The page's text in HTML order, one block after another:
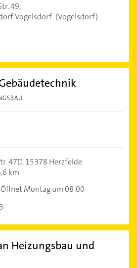
49,
Vogelsdorf (Vogelsdorf)
47D,15378 Herzfelde
km
Öffnet Montag um 08:00
Heizungsbau und